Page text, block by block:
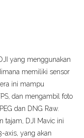
yang menggunakan
memiliki sensor
ini mampu
dan mengambil foto
dan DNG Raw.
tajam, DJI Mavic ini
axis, yang akan